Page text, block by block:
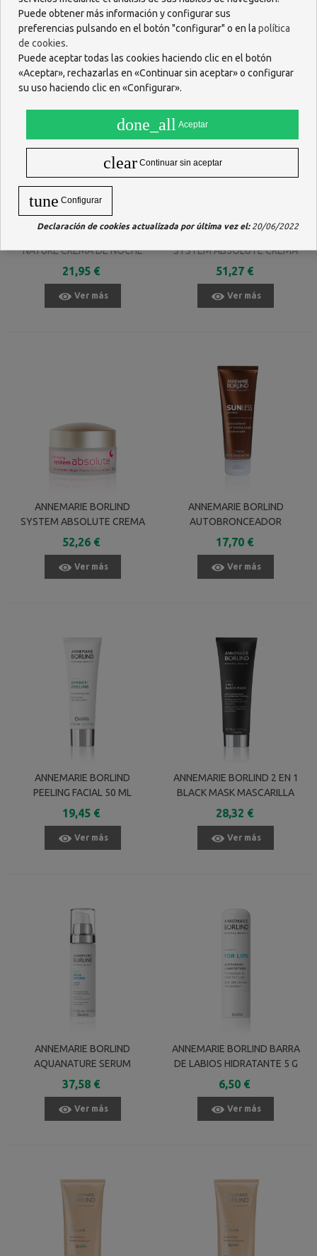
Ver más
ML
Ver más
NATURE CREMA DE NOCHE
REGENERADORA 50 ML
21,95 €
Ver más
SYSTEM ABSOLUTE CREMA
DE DIA LIGHT 50 ML
51,27 €
Ver más
ANNEMARIE BORLIND
SYSTEM ABSOLUTE CREMA
DE NOCHE RICH 50 ML
52,26 €
Ver más
ANNEMARIE BORLIND
AUTOBRONCEADOR
SUNLESS BRONZE 75 ML
17,70 €
Ver más
ANNEMARIE BORLIND
PEELING FACIAL 50 ML
19,45 €
Ver más
ANNEMARIE BORLIND 2 EN 1
BLACK MASK MASCARILLA
PURIFICANTE 75 ML
28,32 €
Ver más
ANNEMARIE BORLIND
AQUANATURE SERUM
HIDRATANTE HIALURONICO
50 ML
37,58 €
Ver más
ANNEMARIE BORLIND BARRA
DE LABIOS HIDRATANTE 5 G
6,50 €
Ver más
Puede obtener más información y configurar sus
preferencias pulsando en el botón "configurar" o en la política
de cookies.
Puede aceptar todas las cookies haciendo clic en el botón
«Aceptar», rechazarlas en «Continuar sin aceptar» o configurar
su uso haciendo clic en «Configurar».
done_all Aceptar
clear Continuar sin aceptar
tune Configurar
Declaración de cookies actualizada por última vez el:20/06/2022